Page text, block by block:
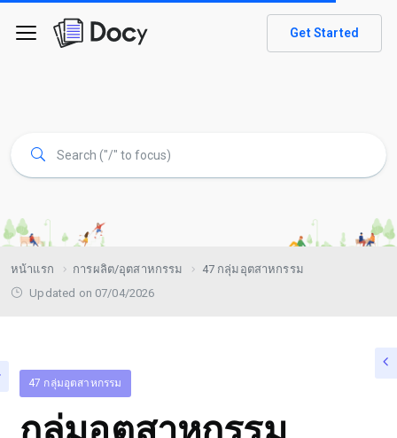
Get Started
หน้าแรก การผลิต/อุตสาหกรรม
47 กลุ่มอุตสาหกรรม
Updated on 07/04/2026
47 กลุ่มอุตสาหกรรม